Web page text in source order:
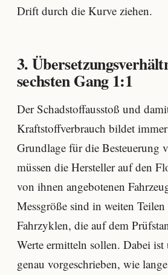
Drift durch die Kurve ziehen.
3.
sechsten Gang 1:1
Der Schadstoffausstoß und
Kraftstoffverbrauch bildet
Grundlage für die Besteuerung
müssen die Hersteller auf den
von ihnen angebotenen
Messgröße sind in weiten
Fahrzyklen, die auf dem
Werte ermitteln sollen. Dabei ist
genau vorgeschrieben, wie